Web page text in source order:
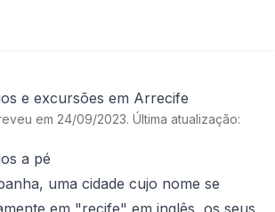
e excursões em Arrecife
em 24/09/2023. Última atualização:
a pé
uma cidade cujo nome se
em "recife" em inglês, os seus